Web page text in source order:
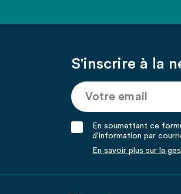
S'inscrire à la
En soumettant ce
d'information par
En savoir plus sur la